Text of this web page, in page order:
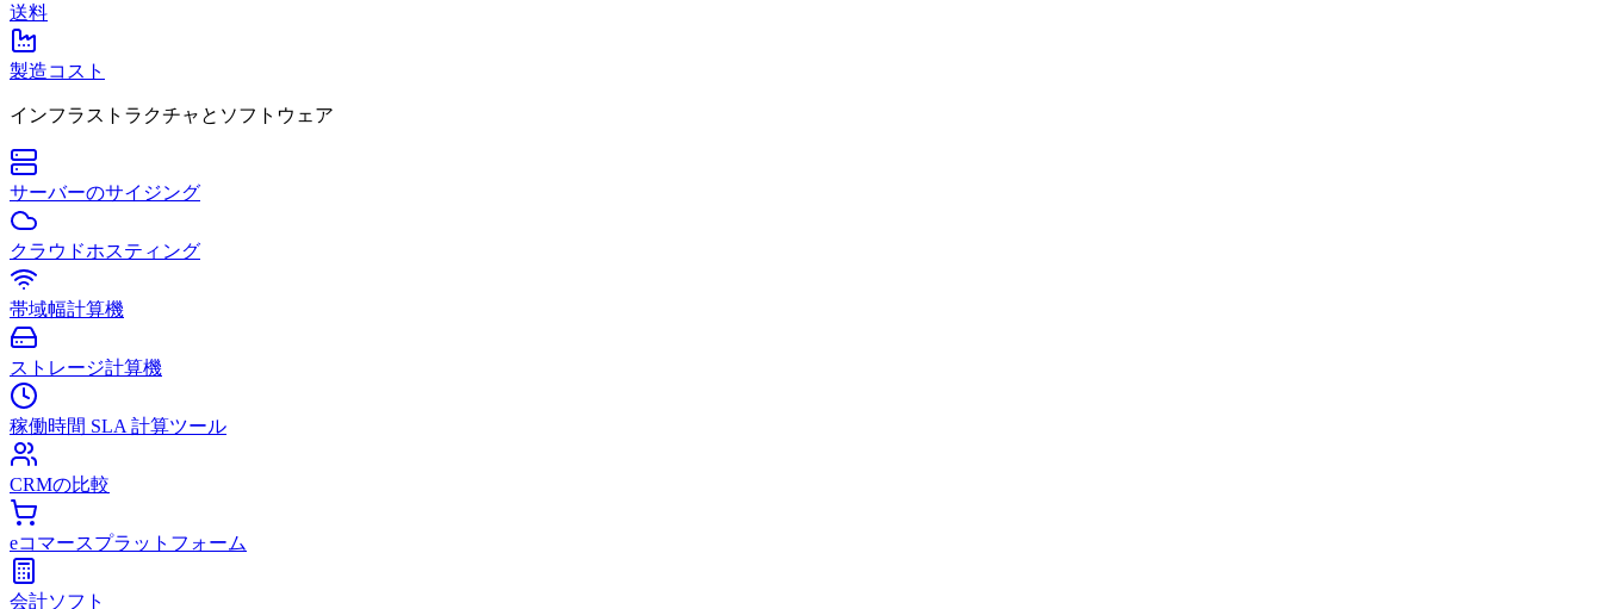
送料
製造コスト
インフラストラクチャとソフトウェア
サーバーのサイジング
クラウドホスティング
帯域幅計算機
ストレージ計算機
稼働時間 SLA 計算ツール
CRMの比較
eコマースプラットフォーム
会計ソフト